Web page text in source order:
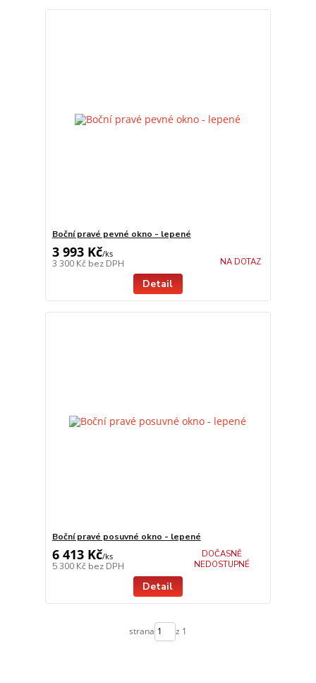
Boční pravé pevné okno - lepené
3 993 Kč/ks
3 300 Kč bez DPH NA DOTAZ
Detail
Boční pravé posuvné okno - lepené
6 413 Kč/ks
5 300 Kč bez DPH
DOČASNĚ
NEDOSTUPNÉ
Detail
strana z 1